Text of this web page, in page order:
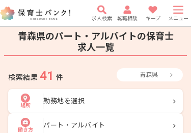
求人検索 転職相談 キープ メニュー
青森県のパート・アルバイトの保育士
求人一覧
検索結果 41 件 青森県
場所
勤務地を選択
働き方
パート・アルバイト